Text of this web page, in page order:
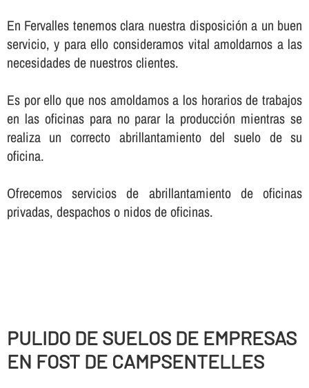
En Fervalles tenemos clara nuestra disposición a un buen
servicio, y para ello consideramos vital amoldarnos a las
necesidades de nuestros clientes.
Es por ello que nos amoldamos a los horarios de trabajos
en las oficinas para no parar la producción mientras se
realiza un correcto abrillantamiento del suelo de su
oficina.
Ofrecemos servicios de abrillantamiento de oficinas
privadas, despachos o nidos de oficinas.
PULIDO DE SUELOS DE EMPRESAS
EN FOST DE CAMPSENTELLES